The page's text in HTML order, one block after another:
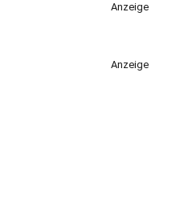
Anzeige
Anzeige